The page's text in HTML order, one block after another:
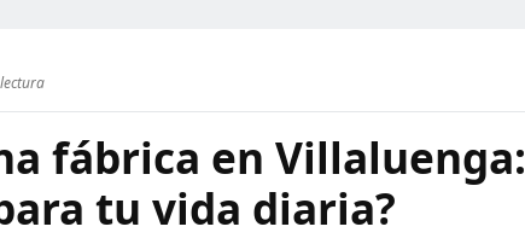
fábrica en Villaluenga:
tu vida diaria?